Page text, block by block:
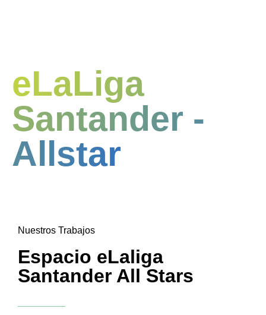
eLaLiga
Santander -
Allstar
Nuestros Trabajos
Espacio eLaliga
Santander All Stars